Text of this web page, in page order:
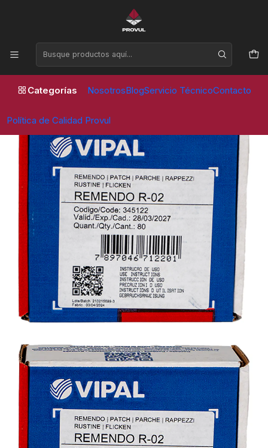
Categorías NosotrosBlogServicio TécnicoContacto
Política de Calidad Provul
Horario de atención Lunes a Viernes de 09:00 a 17:30 horas
Inicio Parches Vipal PARCHE R 02 50 MM (80 UNID) - VIPAL